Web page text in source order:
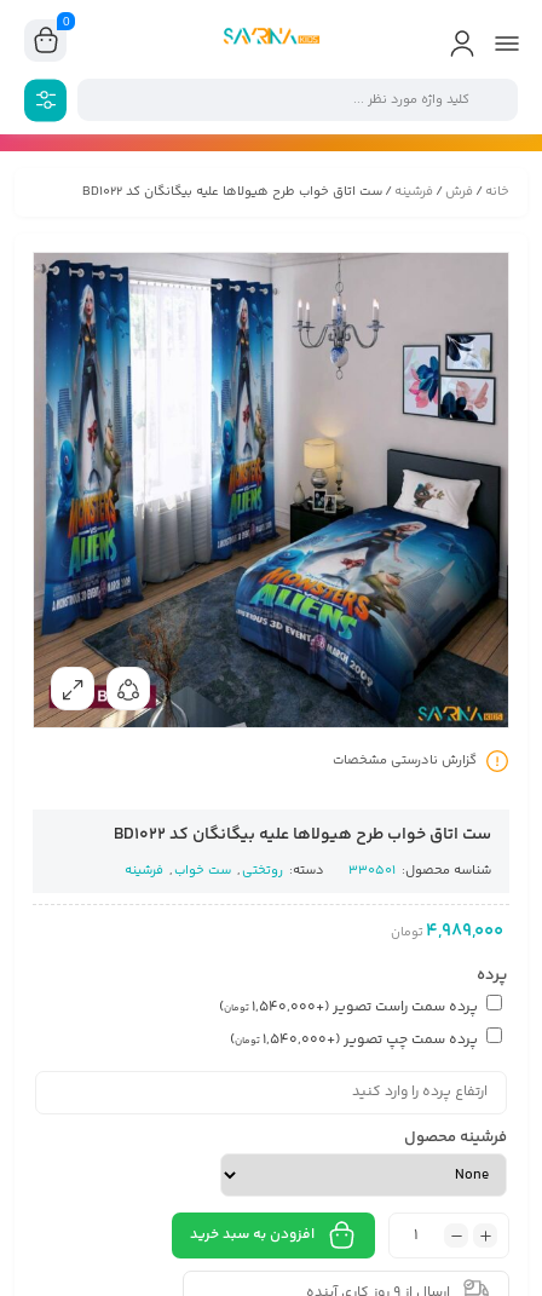
0
خانه/ فرش/ فرشینه/ ست اتاق خواب طرح هیولاها علیه بیگانگان کد BD1022
گزارش نادرستی مشخصات
ست اتاق خواب طرح هیولاها علیه بیگانگان کد BD1022
شناسه محصول: 330501 دسته: روتختی, ست خواب, فرشینه
4,989,000 تومان
پرده
پرده سمت راست تصویر(+
1,540,000 تومان)
پرده سمت چپ تصویر(+
1,540,000 تومان)
فرشینه محصول
افزودن به سبد خرید